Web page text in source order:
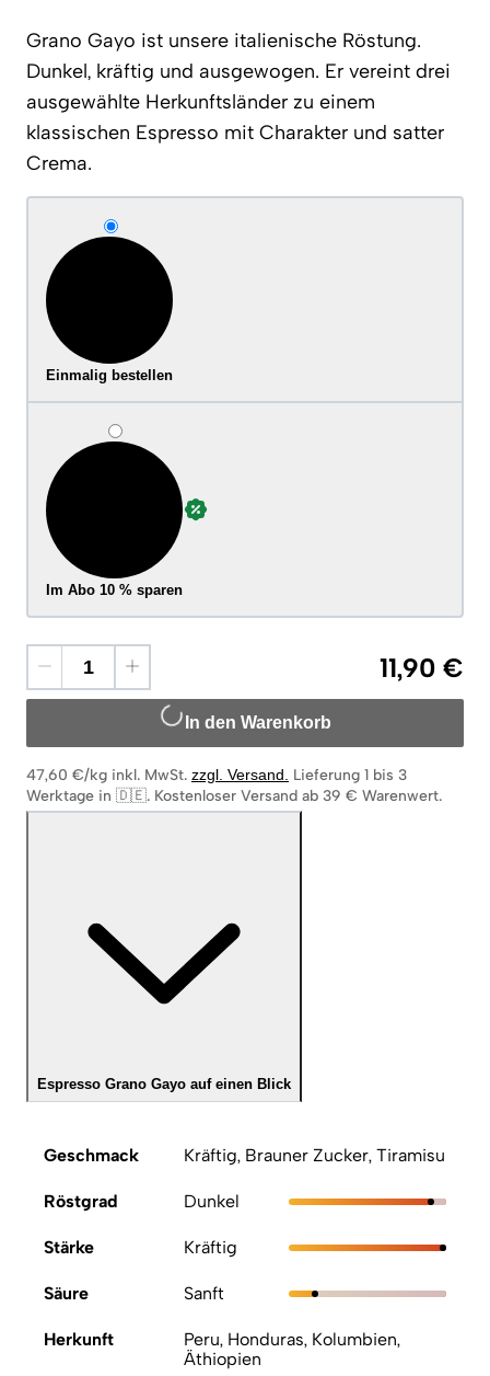
Grano Gayo ist unsere italienische Röstung.
Dunkel, kräftig und ausgewogen. Er vereint drei
ausgewählte Herkunftsländer zu einem
klassischen Espresso mit Charakter und satter
Crema.
Einmalig bestellen
Im Abo 10 % sparen
11,90 €
In den Warenkorb
47,60 €/kg inkl. MwSt. zzgl. Versand. Lieferung 1 bis 3
Werktage in 🇩🇪. Kostenloser Versand ab 39 € Warenwert.
Espresso Grano Gayo auf einen Blick
Geschmack Kräftig, Brauner Zucker, Tiramisu
Röstgrad Dunkel
Stärke Kräftig
Säure Sanft
Herkunft
Peru, Honduras, Kolumbien,
Äthiopien